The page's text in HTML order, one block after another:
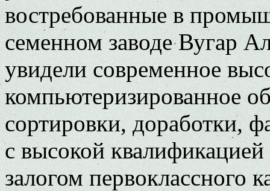
востребованные в
семенном заводе Вугар
увидели современное
компьютеризированное
сортировки, доработки,
с высокой
залогом первоклассного